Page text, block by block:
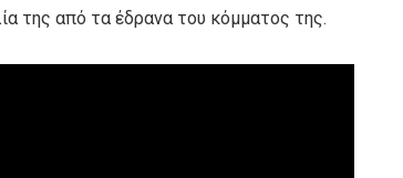
της από τα έδρανα του κόμματος της.